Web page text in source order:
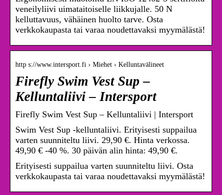
veneilyliivi uimataitoiselle liikkujalle. 50 N
kelluttavuus, vähäinen huolto tarve. Osta
verkkokaupasta tai varaa noudettavaksi myymälästä!
http s://www.intersport.fi › Miehet › Kelluntavälineet
Firefly Swim Vest Sup –
Kelluntaliivi – Intersport
Firefly Swim Vest Sup – Kelluntaliivi | Intersport
Swim Vest Sup -kelluntaliivi. Erityisesti suppailua
varten suunniteltu liivi. 29,90 €. Hinta verkossa.
49,90 € -40 %. 30 päivän alin hinta: 49,90 €.
Erityisesti suppailua varten suunniteltu liivi. Osta
verkkokaupasta tai varaa noudettavaksi myymälästä!